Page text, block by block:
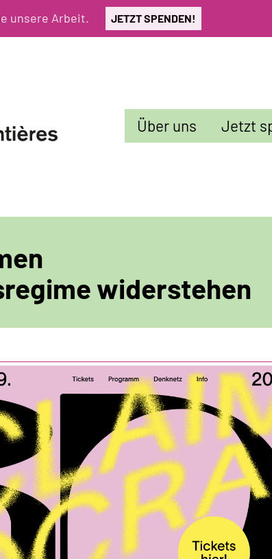
unsere Arbeit. JETZT SPENDEN!
Sekundarmenü
Über uns Jetzt
widerstehen